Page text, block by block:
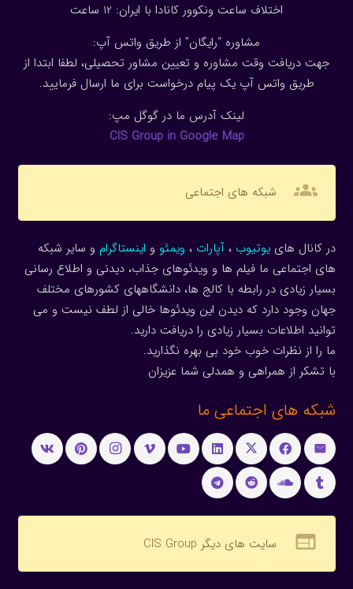
اختلاف ساعت ونکوور کانادا با ایران: 1 2 ساعت
مشاوره “رایگان” از طریق واتس آپ:
جهت دریافت وقت مشاوره و تعیین مشاور تحصیلی، لطفا ابتدا از
طریق واتس آپ یک پیام درخواست برای ما ارسال فرمایید.
لینک آدرس ما در گوگل مپ:
CIS Group in Google Map
groups شبکه های اجتماعی
در کانال هاییوتیوب ، آپارات ، ویمئو و اینستاگرام و سایر شبکه
های اجتماعی ما فیلم ها و ویدئوهای جذاب، دیدنی و اطلاع رسانی
بسیار زیادی در رابطه با کالج ها، دانشگاههای کشورهای مختلف
جهان وجود دارد که دیدن این ویدئوها خالی از لطف نیست و می
توانید اطلاعات بسیار زیادی را دریافت دارید.
ما را از نظرات خوب خود بی بهره نگذارید.
با تشکر از همراهی و همدلی شما عزیزان
شبکه های اجتماعی ما
web سایت های دیگر CIS Group